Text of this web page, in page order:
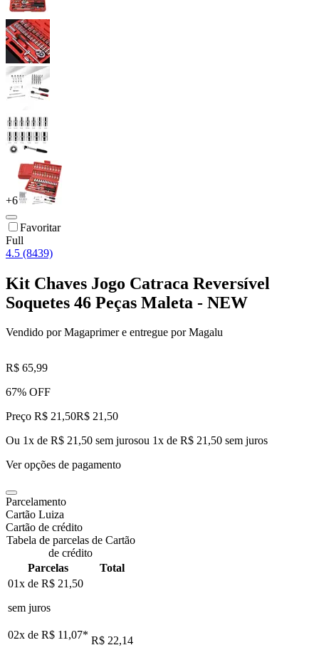
+6
Favoritar
Full
4.5 (8439)
Kit Chaves Jogo Catraca Reversível
Soquetes 46 Peças Maleta - NEW
Vendido porMagaprimere entregue por Magalu
R$ 65,99
67% OFF
Preço R$ 21,50R$ 21,50
Ou 1x de R$ 21,50 sem jurosou 1x de R$ 21,50 sem juros
Ver opções de pagamento
Parcelamento
Cartão Luiza
Cartão de crédito
Tabela de parcelas de Cartão
de crédito
Parcelas
Total
01x de R$ 21,50
sem juros
02x de R$ 11,07* R$ 22,14